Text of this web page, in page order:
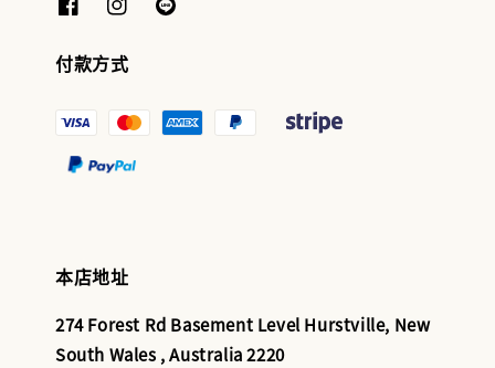
付款方式
本店地址
274 Forest Rd Basement Level Hurstville, New
South Wales , Australia 2220